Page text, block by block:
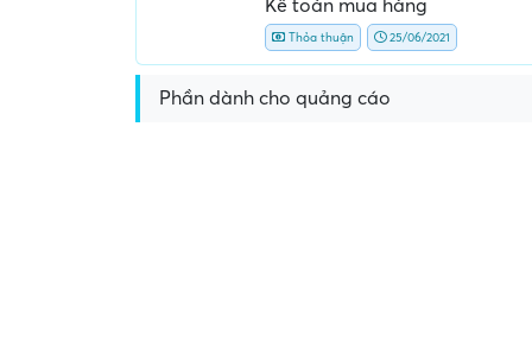
Kế toán mua hàng
Thỏa thuận 25/06/2021
Phần dành cho quảng cáo